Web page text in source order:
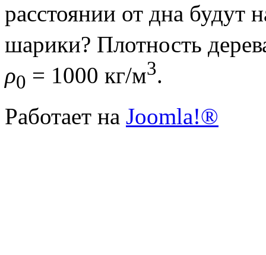
расстоянии от дна будут
шарики? Плотность
ρ0 = 1000 кг/м3.
Работает на Joomla!®